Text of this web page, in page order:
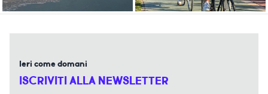
Ieri come domani
ISCRIVITI ALLA NEWSLETTER